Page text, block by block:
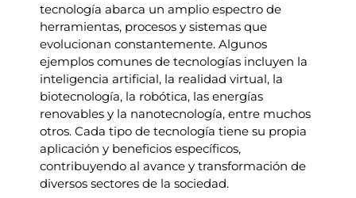
tecnología abarca un amplio espectro de
herramientas, procesos y sistemas que
evolucionan constantemente. Algunos
ejemplos comunes de tecnologías incluyen la
inteligencia artificial, la realidad virtual, la
biotecnología, la robótica, las energías
renovables y la nanotecnología, entre muchos
otros. Cada tipo de tecnología tiene su propia
aplicación y beneficios específicos,
contribuyendo al avance y transformación de
diversos sectores de la sociedad.